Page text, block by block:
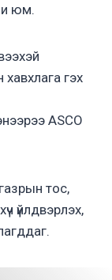
юм.
гэх
ASCO
тос,
үйлдвэрлэх,